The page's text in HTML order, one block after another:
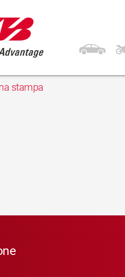
Varaosa
stampa